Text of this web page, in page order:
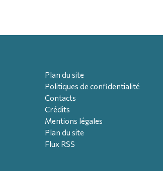
Plan du site
Politiques de confidentialité
Contacts
Crédits
Mentions légales
Plan du site
Flux RSS